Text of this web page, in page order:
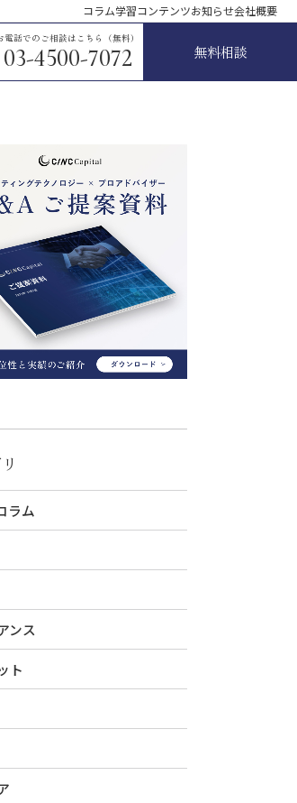
コラム学習コンテンツお知らせ会社概要
電話でのご相談はこちら（無料）
03-4500-7072 無料相談
ラム
ンス
ト